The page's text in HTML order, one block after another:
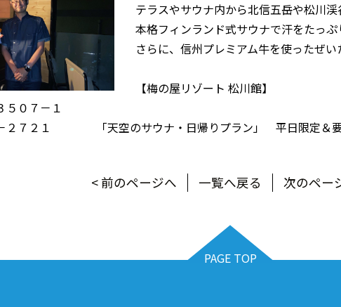
テラスやサウナ内から北信五岳や松川
本格フィンランド式サウナで汗をたっ
さらに、信州プレミアム牛を使ったぜ
【梅の屋リゾート 松川館】
５０７－１
－２７２１ 「天空のサウナ・日帰りプラン」 平日限定＆
< 前のページへ 一覧へ戻る 次のペー
PAGE TOP